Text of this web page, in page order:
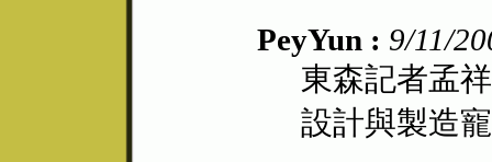
PeyYun : 9/11/
東森記者孟
設計與製造